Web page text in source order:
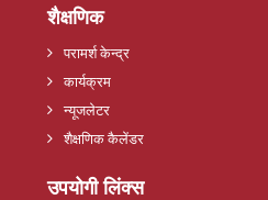
शैक्षणिक
परामर्श केन्द्र
कार्यक्रम
न्यूजलेटर
शैक्षणिक कैलेंडर
उपयोगी लिंक्स